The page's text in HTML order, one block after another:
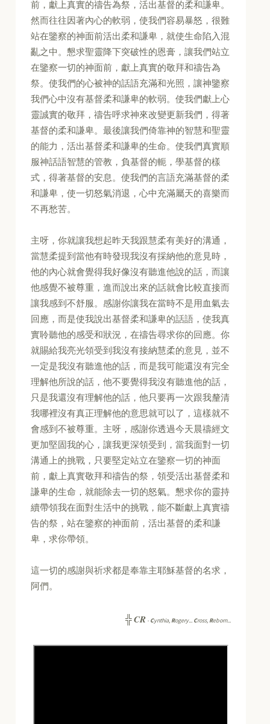
前，獻上真實的禱告為祭，活出基督的柔和謙卑。
然而往往因著內心的軟弱，使我們容易暴怒，很難
站在鑒察的神面前活出柔和謙卑，就使生命陷入混
亂之中。懇求聖靈降下突破性的恩膏，讓我們站立
在鑒察一切的神面前，獻上真實的敬拜和禱告為
祭。使我們的心被神的話語充滿和光照，讓神鑒察
我們心中沒有基督柔和謙卑的軟弱。使我們獻上心
靈誠實的敬拜，禱告呼求神來改變更新我們，得著
基督的柔和謙卑。最後讓我們倚靠神的智慧和聖靈
的能力，活出基督柔和謙卑的生命。使我們真實順
服神話語智慧的管教，負基督的軛，學基督的樣
式，得著基督的安息。使我們的言語充滿基督的柔
和謙卑，使一切怒氣消退，心中充滿屬天的喜樂而
不再愁苦。
主呀，你就讓我想起昨天我跟慧柔有美好的溝通，
當慧柔提到當他有時發現我沒有採納他的意見時，
他的內心就會覺得我好像沒有聽進他說的話，而讓
他感覺不被尊重，進而說出來的話就會比較直接而
讓我感到不舒服。感謝你讓我在當時不是用血氣去
回應，而是使我說出基督柔和謙卑的話語，使我真
實聆聽他的感受和狀況，在禱告尋求你的回應。你
就賜給我亮光領受到我沒有接納慧柔的意見，並不
一定是我沒有聽進他的話，而是我可能還沒有完全
理解他所說的話，他不要覺得我沒有聽進他的話，
只是我還沒有理解他的話，他只要再一次跟我釐清
我哪裡沒有真正理解他的意思就可以了，這樣就不
會感到不被尊重。主呀，感謝你透過今天晨禱經文
更加堅固我的心，讓我更深領受到，當我面對一切
溝通上的挑戰，只要堅定站立在鑒察一切的神面
前，獻上真實敬拜和禱告的祭，領受活出基督柔和
謙卑的生命，就能除去一切的怒氣。懇求你的靈持
續帶領我在面對生活中的挑戰，能不斷獻上真實禱
告的祭，站在鑒察的神面前，活出基督的柔和謙
卑，求你帶領。
這一切的感謝與祈求都是奉靠主耶穌基督的名求，
阿們。
╬CR -Cynthia, Rogery... Cross, Reborn...